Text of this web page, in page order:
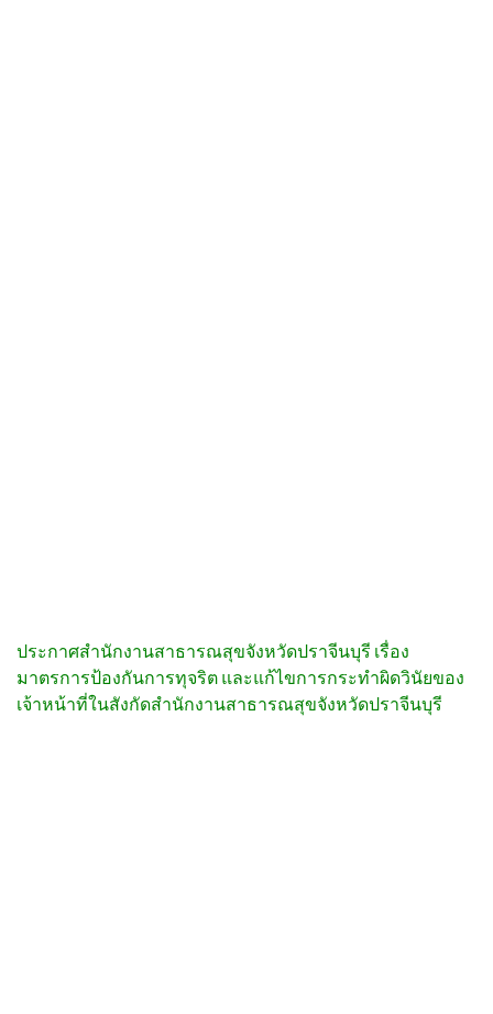
ประกาศสำนักงานสาธารณสุขจังหวัดปราจีนบุรี เรื่อง
มาตรการป้องกันการทุจริต และแก้ไขการกระทำผิดวินัยของ
เจ้าหน้าที่ในสังกัดสำนักงานสาธารณสุขจังหวัดปราจีนบุรี